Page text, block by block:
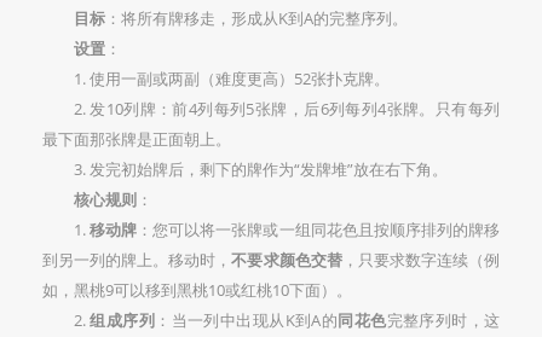
目标 ：将所有牌移走，形成从K到A的完整序列。
设置 ：
1. 使用一副或两副（难度更高）52张扑克牌。
2. 发10列牌：前4列每列5张牌，后6列每列4张牌。只有每列
最下面那张牌是正面朝上。
3. 发完初始牌后，剩下的牌作为“发牌堆”放在右下角。
核心规则 ：
1.移动牌 ：您可以将一张牌或一组同花色且按顺序排列的牌移
到另一列的牌上。移动时，不要求颜色交替，只要求数字连续（例
如，黑桃9可以移到黑桃10或红桃10下面）。
2.组成序列 ：当一列中出现从K到A的同花色完整序列时，这